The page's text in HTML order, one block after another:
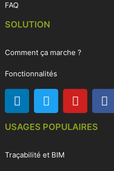
FAQ
SOLUTION
Comment ça marche ?
Fonctionnalités
USAGES POPULAIRES
Traçabilité et BIM